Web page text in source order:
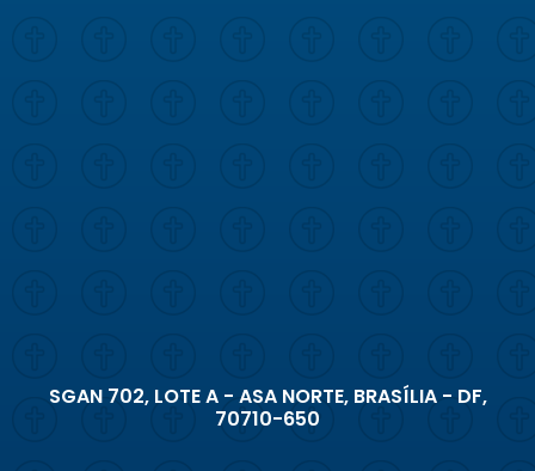
SGAN 702, LOTE A - ASA NORTE, BRASÍLIA - DF,
70710-650